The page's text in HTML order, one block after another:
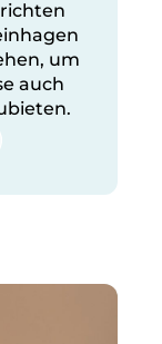
um
auch